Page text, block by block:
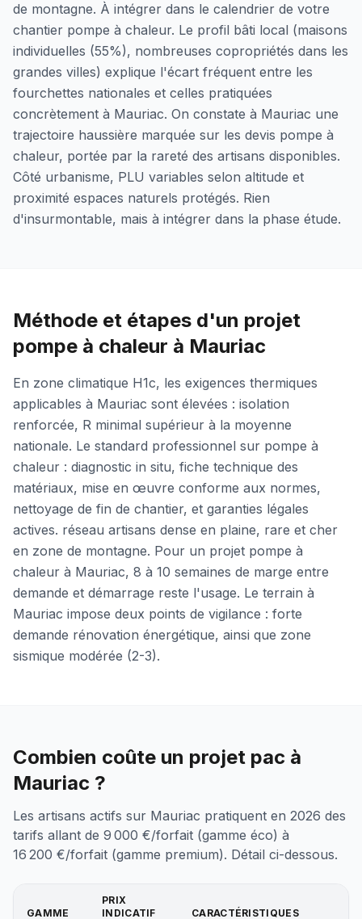
de montagne. À intégrer dans le calendrier de votre
chantier pompe à chaleur. Le profil bâti local (maisons
individuelles (55%), nombreuses copropriétés dans les
grandes villes) explique l'écart fréquent entre les
fourchettes nationales et celles pratiquées
concrètement à Mauriac. On constate à Mauriac une
trajectoire haussière marquée sur les devis pompe à
chaleur, portée par la rareté des artisans disponibles.
Côté urbanisme, PLU variables selon altitude et
proximité espaces naturels protégés. Rien
d'insurmontable, mais à intégrer dans la phase étude.
Méthode et étapes d'un projet
pompe à chaleur à Mauriac
En zone climatique H1c, les exigences thermiques
applicables à Mauriac sont élevées : isolation
renforcée, R minimal supérieur à la moyenne
nationale. Le standard professionnel sur pompe à
chaleur : diagnostic in situ, fiche technique des
matériaux, mise en œuvre conforme aux normes,
nettoyage de fin de chantier, et garanties légales
actives. réseau artisans dense en plaine, rare et cher
en zone de montagne. Pour un projet pompe à
chaleur à Mauriac, 8 à 10 semaines de marge entre
demande et démarrage reste l'usage. Le terrain à
Mauriac impose deux points de vigilance : forte
demande rénovation énergétique, ainsi que zone
sismique modérée (2-3).
Combien coûte un projet pac à
Mauriac ?
Les artisans actifs sur Mauriac pratiquent en 2026 des
tarifs allant de 9 000 €/forfait (gamme éco) à
16 200 €/forfait (gamme premium). Détail ci-dessous.
GAMME
PRIX
INDICATIF
CARACTÉRISTIQUES